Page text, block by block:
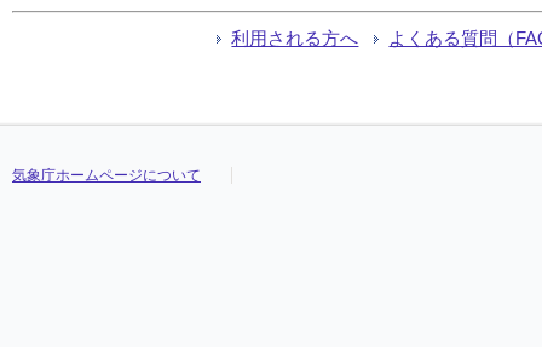
利用される方へ よくある質問（
気象庁ホームページについて